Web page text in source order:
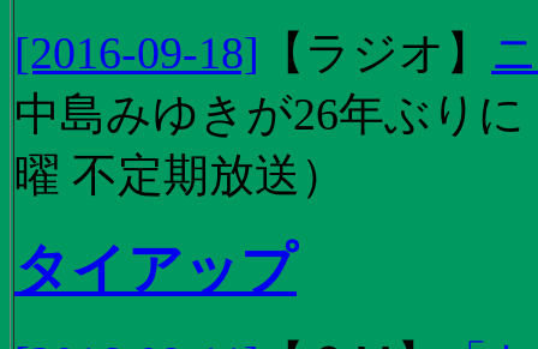
[2016-09-18] 【 ラジオ 】
中島みゆきが26年ぶり
曜 不定期放送）
タイアップ